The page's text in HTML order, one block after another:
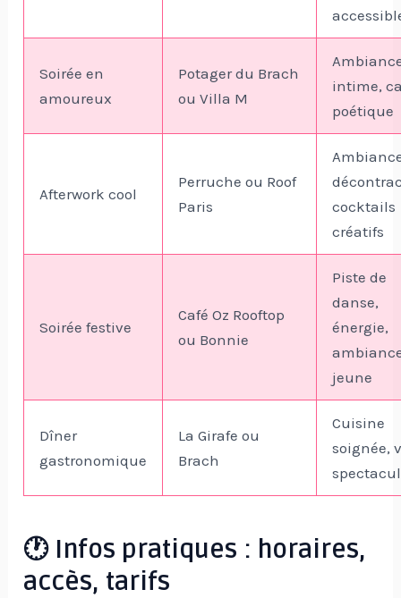
Soirée en
amoureux
Potager du Brach
ou Villa M
intime,
poétique
Afterwork cool
Perruche ou Roof
Paris
cocktails
créatifs
Soirée festive
Café Oz Rooftop
ou Bonnie
Piste de
danse,
énergie,
jeune
Dîner
gastronomique
La Girafe ou
Brach
Cuisine
soignée,
🕐 Infos pratiques : horaires,
accès, tarifs